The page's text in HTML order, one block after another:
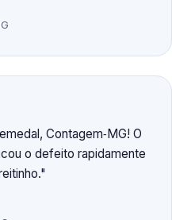
Contagem‑MG! O
o defeito rapidamente